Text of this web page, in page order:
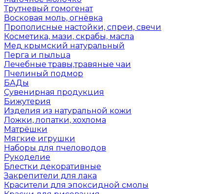
Трутневый гомогенат
Восковая моль, огнёвка
Прополисные настойки, спреи, свечи
Косметика, мази, скрабы, масла
Мед крымский натуральный
Перга и пыльца
Лечебные травы,травяные чаи
Пчелиный подмор
БАДы
Сувенирная продукция
Бижутерия
Изделия из натуральной кожи
Ложки, лопатки, хохлома
Матрёшки
Мягкие игрушки
Наборы для пчеловодов
Рукоделие
Блестки декоративные
Закрепители для лака
Красители для эпоксидной смолы